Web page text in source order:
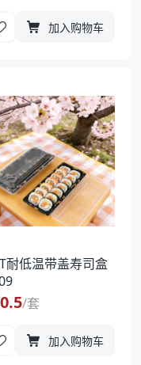
加入购物车
耐低温带盖寿司盒
0.5/套
加入购物车